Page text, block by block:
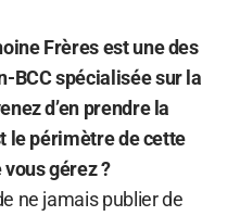
Frères est une des
BCC spécialisée sur la
d’en prendre la
le périmètre de cette
gérez ?
ne jamais publier de